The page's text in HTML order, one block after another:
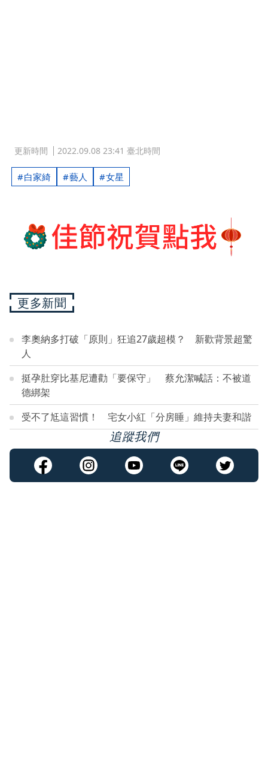
更新時間 2022.09.08 23:41 臺北時間
白家綺 藝人 女星
更多新聞
李奧納多打破「原則」狂追27歲超模？ 新歡背景超驚
人
挺孕肚穿比基尼遭勸「要保守」 蔡允潔喊話：不被道
德綁架
受不了尪這習慣！ 宅女小紅「分房睡」維持夫妻和諧
追蹤我們